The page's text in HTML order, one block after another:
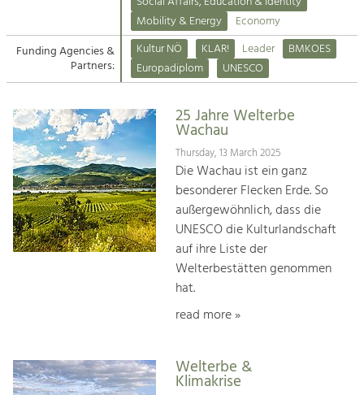
Suche
Impressum
Kontakt
Tourism
Offer Development and Positioning
Art & Culture
Crafts, Science and Research.
Social Affairs, Education
& Identity
Equality, Youth and Integration.
Climate Change, Public Transport and
Increase in Regional Value Added.
Mobility & Energy
Economy
Funding Agencies &
Partners:
Kultur NÖ KLAR! Leader
BMKOES
Europadiplom
UNESCO
25 Jahre Welterbe
Wachau
Thursday, 13 March 2025
Die Wachau ist ein ganz
besonderer Flecken Erde. So
außergewöhnlich, dass die
UNESCO die Kulturlandschaft
auf ihre Liste der
Welterbestätten genommen
hat.
read more »
Welterbe &
Klimakrise